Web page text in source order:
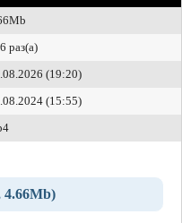
раз(а)
(19:20)
(15:55)
4.66Mb)